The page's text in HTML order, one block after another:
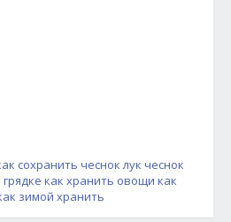
сохранить чеснок лук чеснок
как хранить овощи как
зимой хранить